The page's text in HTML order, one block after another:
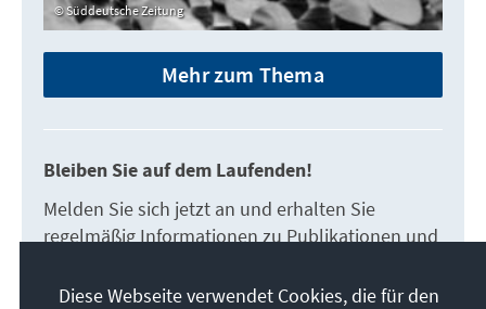
Süddeutsche Zeitung
Mehr zum Thema
Bleiben Sie auf dem Laufenden!
Melden Sie sich jetzt an und erhalten Sie
regelmäßig Informationen zu Publikationen und
„Bundeswehr“.
Diese Webseite verwendet Cookies, die für den